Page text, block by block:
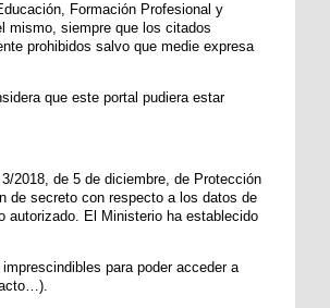
Formación Profesional y
mismo, siempre que los citados
prohibidos salvo que medie expresa
que este portal pudiera estar
2018, de 5 de diciembre, de Protección
de secreto con respecto a los datos de
autorizado. El Ministerio ha establecido
para poder acceder a